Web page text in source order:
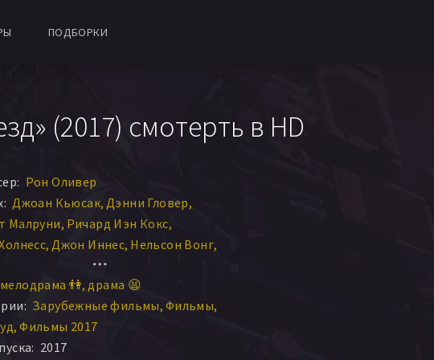
ПОДБОРКИ
(2017) смотерть в HD
Рон Оливер
Джоан Кьюсак Дэнни Гловер
Малруни Ричард Иэн Кокс
Джон Иннес Нельсон Вонг
Кимберли Уильямс-Пэйсли
Кирстен Праут
Конечни Джилл Тид Теренс Келли
Хьюгет Дуглас Рэй Дэк
Кристи-Ли Бриттен
мелодрама 👫 драма 😫
Зарубежные фильмы Фильмы
Фильмы 2017
2017